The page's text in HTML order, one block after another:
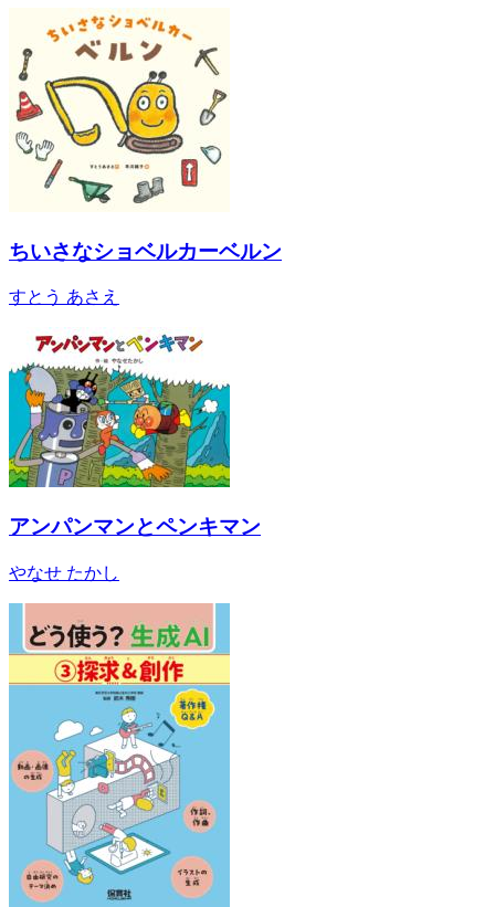
ちいさなショベルカーベルン
すとう あさえ
アンパンマンとペンキマン
やなせ たかし